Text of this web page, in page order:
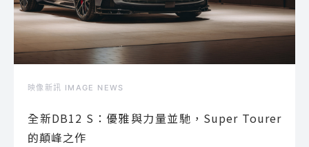
映像新訊 IMAGE NEWS
全新DB12 S：優雅與力量並馳，Super Tourer
的顛峰之作